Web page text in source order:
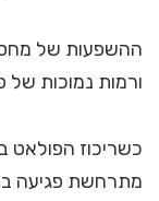
ורמות נמוכות של
כשריכוז
מתרחשת פגיעה